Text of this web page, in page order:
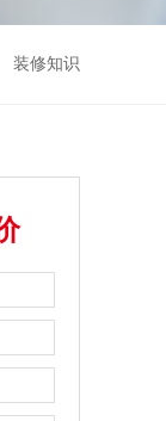
装修知识